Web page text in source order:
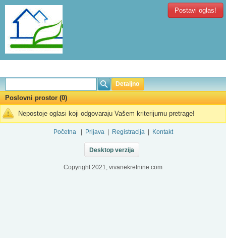
Postavi oglas!
Detaljno
Poslovni prostor (0)
Nepostoje oglasi koji odgovaraju Vašem kriterijumu pretrage!
Početna Prijava Registracija Kontakt
Desktop verzija
Copyright 2021, vivanekretnine.com